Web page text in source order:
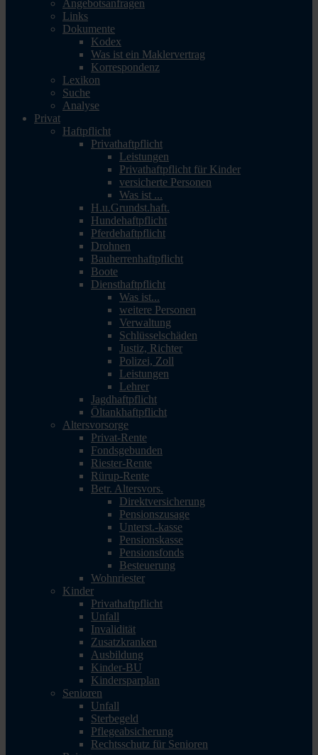
Angebotsanfragen
Links
Dokumente
Kodex
Was ist ein Maklervertrag
Korrespondenz
Lexikon
Suche
Analyse
Privat
Haftpflicht
Privathaftpflicht
Leistungen
Privathaftpflicht für Kinder
versicherte Personen
Was ist ...
H.u.Grundst.haft.
Hundehaftpflicht
Pferdehaftpflicht
Drohnen
Bauherrenhaftpflicht
Boote
Diensthaftpflicht
Was ist...
weitere Personen
Verwaltung
Schlüsselschäden
Justiz, Richter
Polizei, Zoll
Leistungen
Lehrer
Jagdhaftpflicht
Öltankhaftpflicht
Altersvorsorge
Privat-Rente
Fondsgebunden
Riester-Rente
Rürup-Rente
Betr. Altersvors.
Direktversicherung
Pensionszusage
Unterst.-kasse
Pensionskasse
Pensionsfonds
Besteuerung
Wohnriester
Kinder
Privathaftpflicht
Unfall
Invalidität
Zusatzkranken
Ausbildung
Kinder-BU
Kindersparplan
Senioren
Unfall
Sterbegeld
Pflegeabsicherung
Rechtsschutz für Senioren